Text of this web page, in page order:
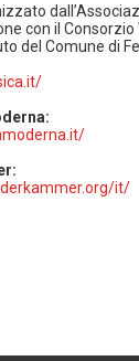
con il
del Comune di
it/